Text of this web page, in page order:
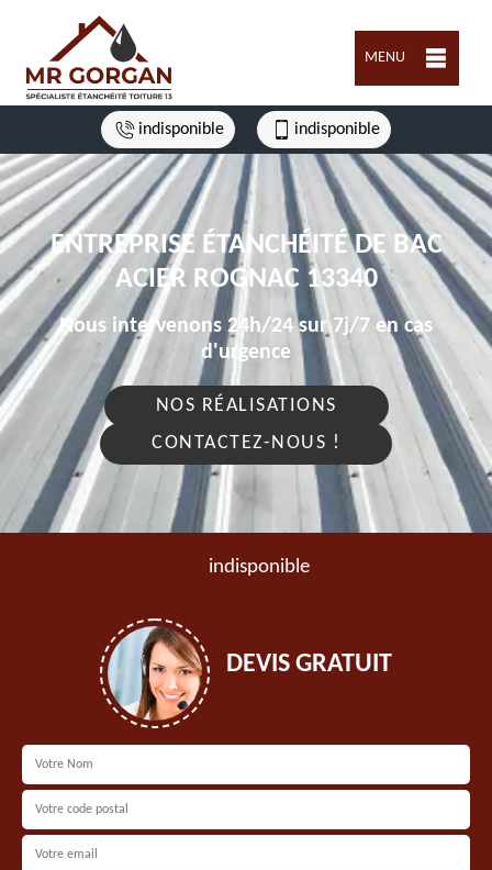
MENU
indisponible indisponible
ENTREPRISE ÉTANCHÉITÉ DE BAC
ACIER ROGNAC 13340
Nous intervenons 24h/24 sur 7j/7 en cas
d'urgence
NOS RÉALISATIONS
CONTACTEZ-NOUS !
indisponible
DEVIS GRATUIT